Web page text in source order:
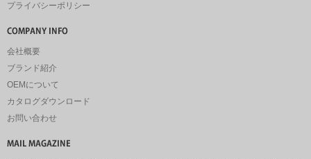
プライバシーポリシー
会社概要
ブランド紹介
OEMについて
カタログダウンロード
お問い合わせ